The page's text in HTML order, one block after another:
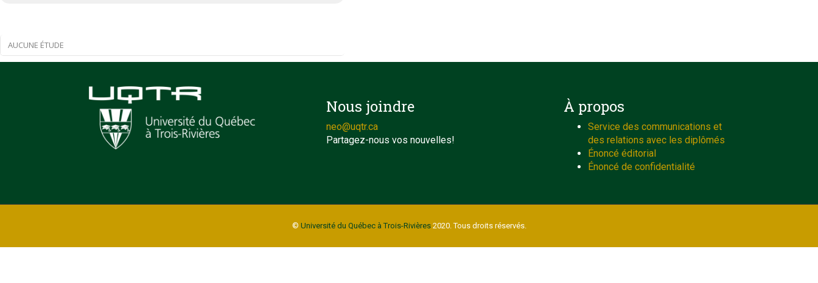
AUCUNE ÉTUDE
Nous joindre
neo@uqtr.ca
Partagez-nous vos nouvelles!
À propos
Service des communications et
des relations avec les diplômés
Énoncé éditorial
Énoncé de confidentialité
© Université du Québec à Trois-Rivières2020. Tous droits réservés.